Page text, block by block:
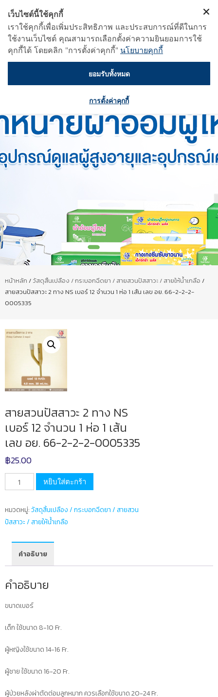
หน้าหลัก / วัสดุสิ้นเปลือง / กระบอกฉีดยา / สายสวนปัสสาวะ / สายให้น้ำเกลือ /
สายสวนปัสสาวะ 2 ทาง NS เบอร์ 12 จำนวน 1 ห่อ 1 เส้น เลข อย. 66-2-2-2-
0005335
สายสวนปัสสาวะ 2 ทาง NS
เบอร์ 12 จำนวน 1 ห่อ 1 เส้น
เลข อย. 66-2-2-2-0005335
฿25.00
จำนวน
สาย
ปัสสาวะ
2
ทาง
เบอร์
จำนวน
1
เลข
66-
หยิบใส่ตะกร้า
หมวดหมู่:วัสดุสิ้นเปลือง / กระบอกฉีดยา / สายสวน
ปัสสาวะ / สายให้น้ำเกลือ
คำอธิบาย
คำอธิบาย
ขนาดเบอร์
เด็ก ใช้ขนาด 8-10 Fr.
ผู้หญิงใช้ขนาด 14-16 Fr.
ผู้ชาย ใช้ขนาด 16-20 Fr.
ผู้ป่วยหลังผ่าตัดต่อมลูกหมาก ควรเลือกใช้ขนาด 20-24 Fr.
เว็บไซต์นี้ใช้คุกกี้
เราใช้คุกกี้เพื่อเพิ่มประสิทธิภาพ และประสบการณ์ที่ดีในการ
ใช้งานเว็บไซต์ คุณสามารถเลือกตั้งค่าความยินยอมการใช้
คุกกี้ได้ โดยคลิก "การตั้งค่าคุกกี้" นโยบายคุกกี้
ยอมรับทั้งหมด
การตั้งค่าคุกกี้